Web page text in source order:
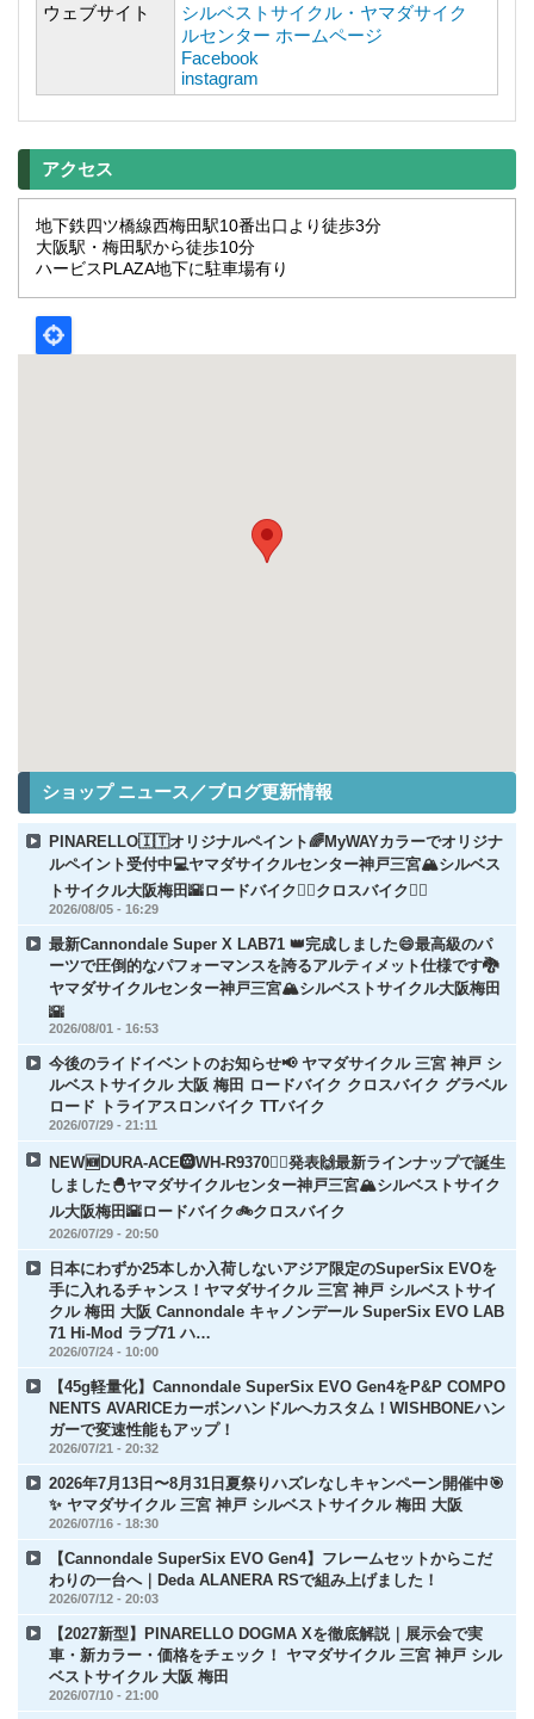
ウェブサイト
シルベストサイクル・ヤマダサイク
ルセンター ホームページ
Facebook
instagram
アクセス
地下鉄四ツ橋線西梅田駅10番出口より徒歩3分
大阪駅・梅田駅から徒歩10分
ハービスPLAZA地下に駐車場有り
ショップ ニュース／ブログ更新情報
PINARELLO🇮🇹オリジナルペイント🌈MyWAYカラーでオリジナ
ルペイント受付中💻ヤマダサイクルセンター神戸三宮🏔️シルベス
トサイクル大阪梅田🌇ロードバイク🚵‍♂️クロスバイク🚵‍♀️
2026/08/05 - 16:29
最新Cannondale Super X LAB71 👑完成しました😄最高級のパ
ーツで圧倒的なパフォーマンスを誇るアルティメット仕様です🐉
ヤマダサイクルセンター神戸三宮🏔️シルベストサイクル大阪梅田
🌇
2026/08/01 - 16:53
今後のライドイベントのお知らせ📢 ヤマダサイクル 三宮 神戸 シ
ルベストサイクル 大阪 梅田 ロードバイク クロスバイク グラベル
ロード トライアスロンバイク TTバイク
2026/07/29 - 21:11
NEW🆕DURA-ACE🛞WH-R9370🚵‍♀️発表🙌最新ラインナップで誕生
しました🐣ヤマダサイクルセンター神戸三宮🏔️シルベストサイク
ル大阪梅田🌇ロードバイク🚲クロスバイク
2026/07/29 - 20:50
日本にわずか25本しか入荷しないアジア限定のSuperSix EVOを
手に入れるチャンス！ヤマダサイクル 三宮 神戸 シルベストサイ
クル 梅田 大阪 Cannondale キャノンデール SuperSix EVO LAB
71 Hi-Mod ラブ71 ハ…
2026/07/24 - 10:00
【45g軽量化】Cannondale SuperSix EVO Gen4をP&P COMPO
NENTS AVARICEカーボンハンドルへカスタム！WISHBONEハン
ガーで変速性能もアップ！
2026/07/21 - 20:32
2026年7月13日〜8月31日夏祭りハズレなしキャンペーン開催中🎯
✨ ヤマダサイクル 三宮 神戸 シルベストサイクル 梅田 大阪
2026/07/16 - 18:30
【Cannondale SuperSix EVO Gen4】フレームセットからこだ
わりの一台へ｜Deda ALANERA RSで組み上げました！
2026/07/12 - 20:03
【2027新型】PINARELLO DOGMA Xを徹底解説｜展示会で実
車・新カラー・価格をチェック！ ヤマダサイクル 三宮 神戸 シル
ベストサイクル 大阪 梅田
2026/07/10 - 21:00